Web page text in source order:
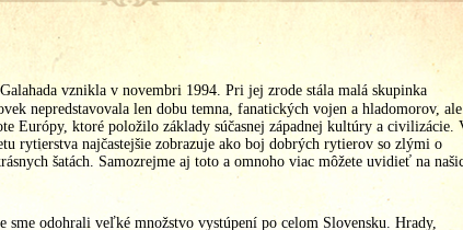
vznikla v novembri 1994. Pri jej zrode stála malá skupinka
nepredstavovala len dobu temna, fanatických vojen a hladomorov,
Európy, ktoré položilo základy súčasnej západnej kultúry a civilizácie.
rytierstva najčastejšie zobrazuje ako boj dobrých rytierov so zlými o
šatách. Samozrejme aj toto a omnoho viac môžete uvidieť na
sme odohrali veľké množstvo vystúpení po celom Slovensku. Hrady,